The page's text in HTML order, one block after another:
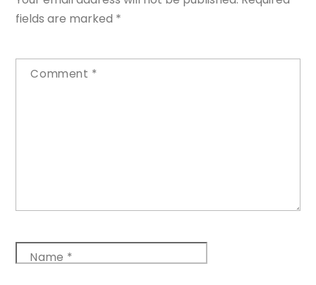
fields are marked *
Comment *
Name *